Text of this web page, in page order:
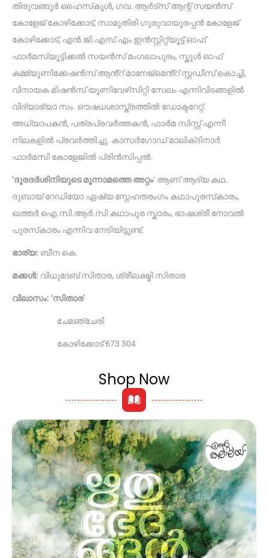
തിരുവങ്ങൂർ ഹൈസ്‌കൂൾ, ഗവ. ആർട്സ് ആന്റ് സയൻസ്
കോളേജ് കോഴിക്കോട്, സാമൂതിരി ഗുരുവായൂരപ്പൻ കോളേജ്
കോഴിക്കോട്, എൻ.ജി.എസ്.എം ഇൻസ്റ്റിറ്റ്യൂട്ട് ഓഫ്
ഫാർമസ്യൂട്ടിക്കൽ സയൻസ് മംഗലാപുരം, സ്കൂൾ ഓഫ്
കമ്മ്യൂണിക്കേഷൻസ് ആൻ്റ് മാനേജ്‌മെൻ്റ് സ്റ്റഡീസ് കൊച്ചി,
വിനായക മിഷൻസ് യൂണിവേഴ്‌സിറ്റി സേലം എന്നിവിടങ്ങളിൽ
വിദ്യാഭ്യാ സം. ഔഷധശാസ്ത്രത്തിൽ ഡോക്ടറേറ്റ്.
അധ്യാപകൻ, പത്രപ്രവർത്തകൻ, ഫാർമ സിസ്റ്റ് എന്നീ
നിലകളിൽ പ്രവർത്തിച്ചു. കാസർഗോഡ് മാലിക്ദിനാർ
ഫാർമസി കോളേജിൽ പ്രിൻസിപ്പൽ.
‘ദൂരദർശിനിയുടെ മൂന്നാമത്തെ അറ്റം‘ ആണ് ആദ്യ കഥ.
ദുബായ് റേഡിയോ ഏഷ്യ സ്നേഹതരംഗം കഥാപുരസ്‌കാരം,
ഖത്തർ ഐ.സി.ആർ.സി കഥാപുര സ്കാരം, ഭാഷശ്രീ നോവൽ
പുരസ്‌കാരം എന്നിവ നേടിയിട്ടുണ്ട്.
ഭാര്യ: ബീന കെ.
മക്കൾ: വിധുദേബ് സിതാര, ശ്രീലക്ഷ്മ‌ി സിതാര
വിലാസം: ‘സിതാര’
ചേമഞ്ചേരി
കോഴിക്കോട് 673 304
Shop Now